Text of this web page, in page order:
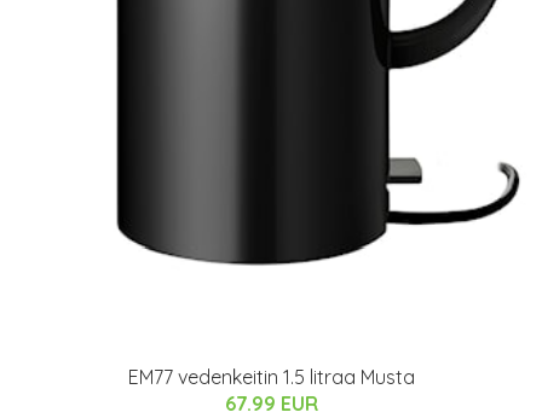
EM77 vedenkeitin 1.5 litraa Musta
67.99 EUR